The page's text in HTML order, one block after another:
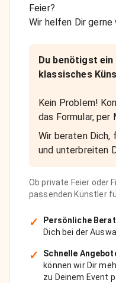
Feier?
Wir helfen Dir
Du benötigst
klassisches
Kein Problem!
das Formular, per
Wir beraten Dich,
und unterbreiten
Ob private Feier oder
passenden Künstler
✓ Persönliche
Dich bei der
✓ Schnelle
können wir Dir
zu Deinem Event